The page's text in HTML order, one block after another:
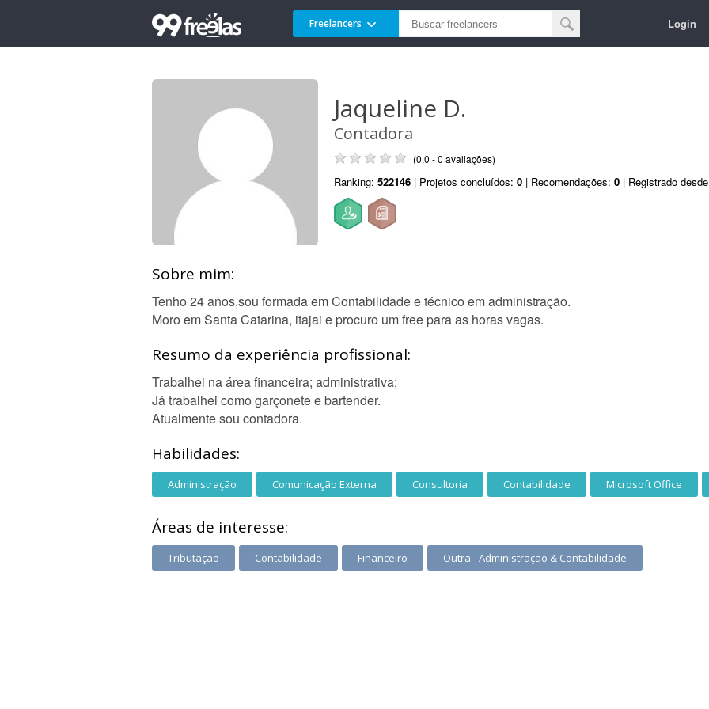
Freelancers Login
Jaqueline D.
Contadora
(0.0 - 0 avaliações)
Ranking: 522146 | Projetos concluídos: 0 | Recomendações: 0 | Registrado
Sobre mim:
Tenho 24 anos,sou formada em Contabilidade e técnico em administração.
Moro em Santa Catarina, itajai e procuro um free para as horas vagas.
Resumo da experiência profissional:
Trabalhei na área financeira; administrativa;
Já trabalhei como garçonete e bartender.
Atualmente sou contadora.
Habilidades:
Administração Comunicação Externa Consultoria Contabilidade Microsoft Office
Áreas de interesse:
Tributação Contabilidade Financeiro Outra - Administração & Contabilidade